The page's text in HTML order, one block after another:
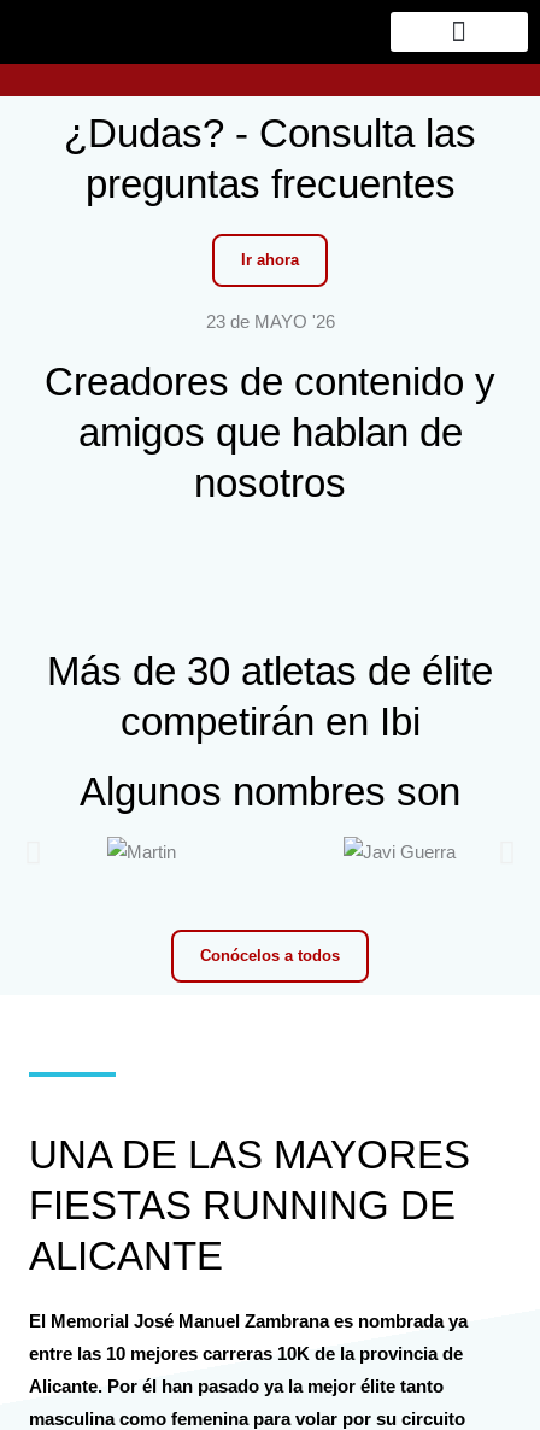
¿Dudas? - Consulta las
preguntas frecuentes
Ir ahora
23 de MAYO '26
Creadores de contenido y
amigos que hablan de
nosotros
Más de 30 atletas de élite
competirán en Ibi
Algunos nombres son
Conócelos a todos
UNA DE LAS MAYORES
FIESTAS RUNNING DE
ALICANTE
El Memorial José Manuel Zambrana es nombrada ya
entre las 10 mejores carreras 10K de la provincia de
Alicante. Por él han pasado ya la mejor élite tanto
masculina como femenina para volar por su circuito